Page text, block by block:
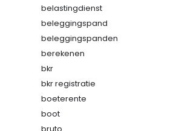
belastingdienst
beleggingspand
beleggingspanden
berekenen
bkr
bkr registratie
boeterente
boot